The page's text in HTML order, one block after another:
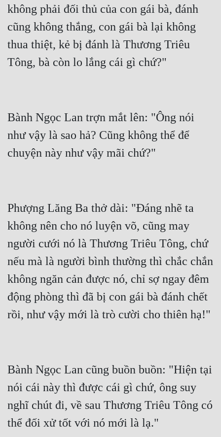
không phải đối thủ của con gái bà, đánh
cũng không thắng, con gái bà lại không
thua thiệt, kẻ bị đánh là Thương Triêu
Bành Ngọc Lan trợn mắt lên: "Ông nói
như vậy là sao hả? Cũng không thể để
Phượng Lăng Ba thở dài: "Đáng nhẽ ta
không nên cho nó luyện võ, cũng may
người cưới nó là Thương Triêu Tông, chứ
nếu mà là người bình thường thì chắc chắn
không ngăn cản được nó, chỉ sợ ngay đêm
động phòng thì đã bị con gái bà đánh chết
Bành Ngọc Lan cũng buồn buồn: "Hiện tại
nói cái này thì được cái gì chứ, ông suy
nghĩ chút đi, về sau Thương Triêu Tông có